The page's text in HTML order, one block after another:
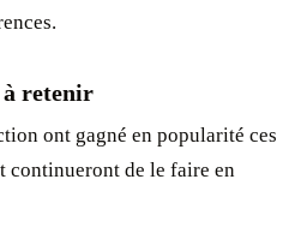
retenir
ont gagné en popularité ces
continueront de le faire en